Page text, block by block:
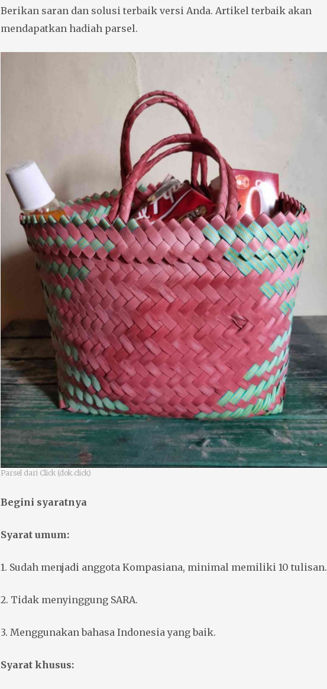
Berikan saran dan solusi terbaik versi Anda. Artikel terbaik akan
mendapatkan hadiah parsel.
Parsel dari Click (dok.click)
Begini syaratnya
Syarat umum:
1. Sudah menjadi anggota Kompasiana, minimal memiliki 10 tulisan.
2. Tidak menyinggung SARA.
3. Menggunakan bahasa Indonesia yang baik.
Syarat khusus: